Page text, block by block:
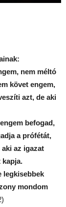
nem méltó
követ engem,
azt, de aki
befogad,
a prófétát,
az igazat
kapja.
legkisebbek
mondom